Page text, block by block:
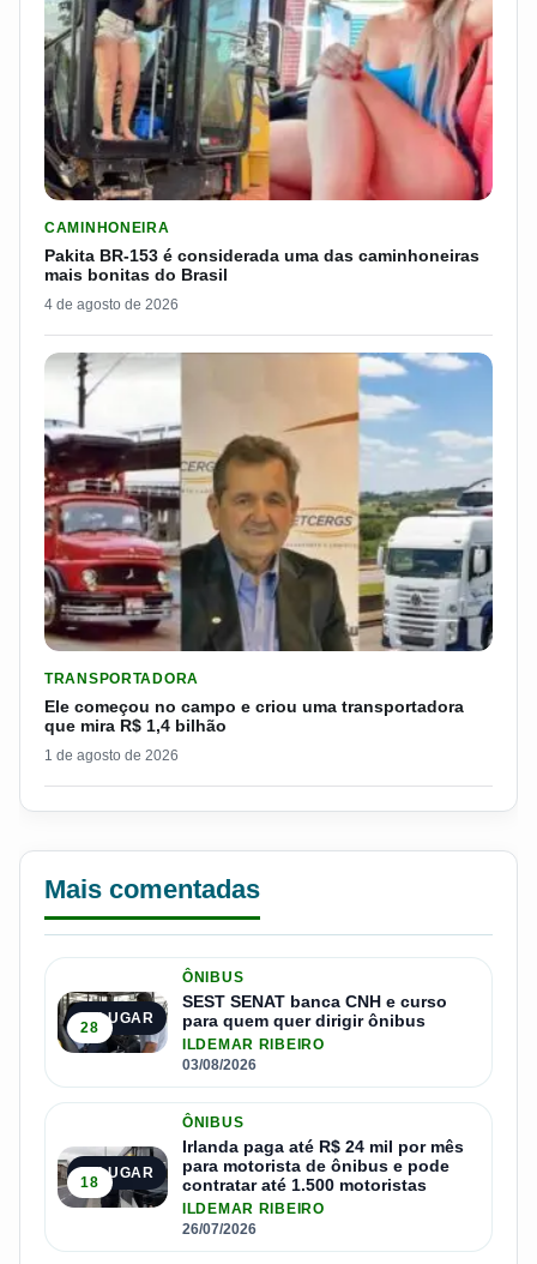
CAMINHONEIRA
Pakita BR-153 é considerada uma das caminhoneiras
mais bonitas do Brasil
4 de agosto de 2026
TRANSPORTADORA
Ele começou no campo e criou uma transportadora
que mira R$ 1,4 bilhão
1 de agosto de 2026
Mais comentadas
1º LUGAR
28
ÔNIBUS
SEST SENAT banca CNH e curso
para quem quer dirigir ônibus
ILDEMAR RIBEIRO
03/08/2026
2º LUGAR
18
ÔNIBUS
Irlanda paga até R$ 24 mil por mês
para motorista de ônibus e pode
contratar até 1.500 motoristas
ILDEMAR RIBEIRO
26/07/2026